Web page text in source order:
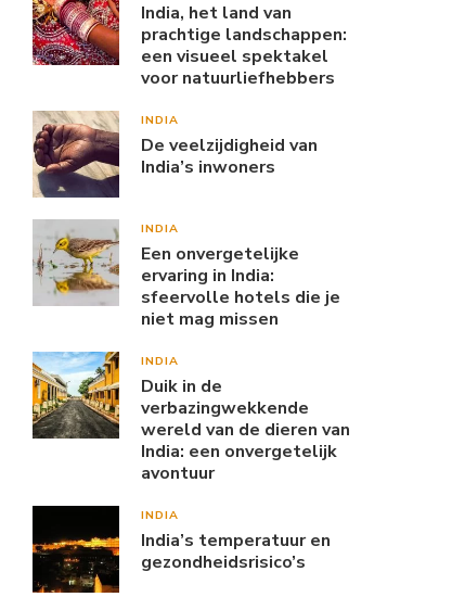
India, het land van
prachtige landschappen:
een visueel spektakel
voor natuurliefhebbers
INDIA
De veelzijdigheid van
India’s inwoners
INDIA
Een onvergetelijke
ervaring in India:
sfeervolle hotels die je
niet mag missen
INDIA
Duik in de
verbazingwekkende
wereld van de dieren van
India: een onvergetelijk
avontuur
INDIA
India’s temperatuur en
gezondheidsrisico’s